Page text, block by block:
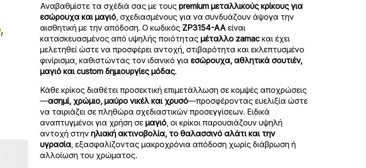
Αναβαθμίστε τα σχέδιά σας με τους premium μεταλλικούς κρίκους για
εσώρουχα και μαγιό , σχεδιασμένους για να συνδυάζουν άψογα την
αισθητική με την απόδοση. Ο κωδικός ZP3154-AA είναι
κατασκευασμένος από υψηλής ποιότητας μέταλλο zamac και έχει
μελετηθεί ώστε να προσφέρει αντοχή, στιβαρότητα και εκλεπτυσμένο
φινίρισμα, καθιστώντας τον ιδανικό για εσώρουχα, αθλητικά σουτιέν,
μαγιό και custom δημιουργίες μόδας.
Κάθε κρίκος διαθέτει προσεκτική επιμετάλλωση σε κομψές αποχρώσεις
—ασημί, χρώμιο, μαύρο νικέλ και χρυσό—προσφέροντας ευελιξία ώστε
να ταιριάζει σε πληθώρα σχεδιαστικών προσεγγίσεων. Ειδικά
αναπτυγμένοι για χρήση σε μαγιό , οι κρίκοι παρουσιάζουν υψηλή
αντοχή στην ηλιακή ακτινοβολία, το θαλασσινό αλάτι και την
υγρασία , εξασφαλίζοντας μακροχρόνια απόδοση χωρίς διάβρωση ή
αλλοίωση του χρώματος.